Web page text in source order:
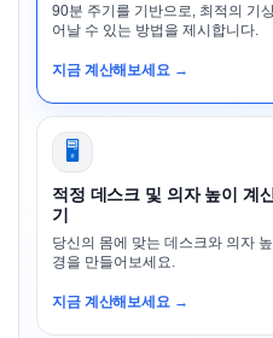
90분 주기를 기반으로, 최적의 기
어날 수 있는 방법을 제시합니다.
지금 계산해보세요 →
🖥️
적정 데스크 및 의자 높이 계
기
당신의 몸에 맞는 데스크와 의자
경을 만들어보세요.
지금 계산해보세요 →